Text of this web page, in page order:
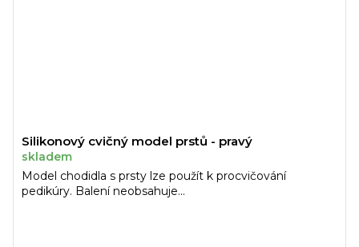
Silikonový cvičný model prstů - pravý
skladem
Model chodidla s prsty lze použít k procvičování
pedikúry. Balení neobsahuje...